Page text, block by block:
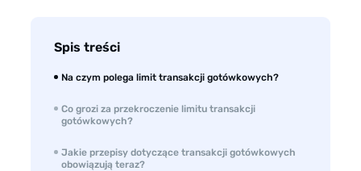
Spis treści
Na czym polega limit transakcji gotówkowych?
Co grozi za przekroczenie limitu transakcji
gotówkowych?
Jakie przepisy dotyczące transakcji gotówkowych
obowiązują teraz?